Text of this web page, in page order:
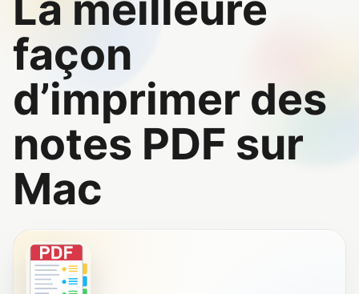
façon
d’imprimer des
notes PDF sur
Mac